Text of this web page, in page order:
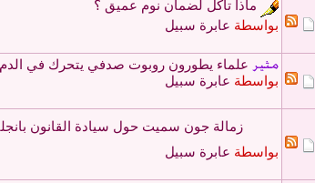
ماذا تأكل لضمان نوم عميق ؟
بواسطة عابرة سبيل
علماء يطورون روبوت صدفي يتحرك في الدم
بواسطة عابرة سبيل
زمالة جون سميت حول سيادة القانون
بواسطة عابرة سبيل